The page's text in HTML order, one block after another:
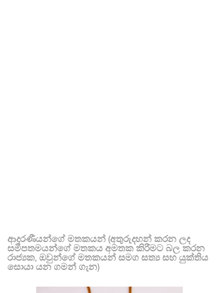
ආදරණීයන්ගේ මතකයන් (අතුරුදහන් කරන ලද
සමීපතමයන්ගේ මතකය අමතක කිරීමට බල කරන
රාජ්‍යක, ඔවුන්ගේ මතකයන් සමග සත්‍ය සහ යුක්තිය
සොයා යන ගමන් ගැන)